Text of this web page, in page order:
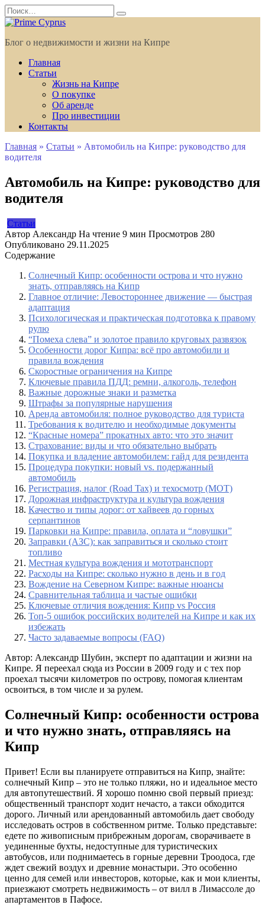
Перейти
к
содержанию
Search
for:
Блог о недвижимости и жизни на Кипре
Главная
Статьи
Жизнь на Кипре
О покупке
Об аренде
Про инвестиции
Контакты
Главная » Статьи » Автомобиль на Кипре: руководство для
водителя
Автомобиль на Кипре: руководство для
водителя
Статьи
Автор Александр На чтение 9 мин Просмотров 280
Опубликовано 29.11.2025
Содержание
Солнечный Кипр: особенности острова и что нужно
знать, отправляясь на Кипр
Главное отличие: Левостороннее движение — быстрая
адаптация
Психологическая и практическая подготовка к правому
рулю
“Помеха слева” и золотое правило круговых развязок
Особенности дорог Кипра: всё про автомобили и
правила вождения
Скоростные ограничения на Кипре
Ключевые правила ПДД: ремни, алкоголь, телефон
Важные дорожные знаки и разметка
Штрафы за популярные нарушения
Аренда автомобиля: полное руководство для туриста
Требования к водителю и необходимые документы
“Красные номера” прокатных авто: что это значит
Страхование: виды и что обязательно выбрать
Покупка и владение автомобилем: гайд для резидента
Процедура покупки: новый vs. подержанный
автомобиль
Регистрация, налог (Road Tax) и техосмотр (MOT)
Дорожная инфраструктура и культура вождения
Качество и типы дорог: от хайвеев до горных
серпантинов
Парковки на Кипре: правила, оплата и “ловушки”
Заправки (АЗС): как заправиться и сколько стоит
топливо
Местная культура вождения и мототранспорт
Расходы на Кипре: сколько нужно в день и в год
Вождение на Северном Кипре: важные нюансы
Сравнительная таблица и частые ошибки
Ключевые отличия вождения: Кипр vs Россия
Топ-5 ошибок российских водителей на Кипре и как их
избежать
Часто задаваемые вопросы (FAQ)
Автор: Александр Шубин, эксперт по адаптации и жизни на
Кипре. Я переехал сюда из России в 2009 году и с тех пор
проехал тысячи километров по острову, помогая клиентам
освоиться, в том числе и за рулем.
Солнечный Кипр: особенности острова
и что нужно знать, отправляясь на
Кипр
Привет! Если вы планируете отправиться на Кипр, знайте:
солнечный Кипр – это не только пляжи, но и идеальное место
для автопутешествий. Я хорошо помню свой первый приезд:
общественный транспорт ходит нечасто, а такси обходится
дорого. Личный или арендованный автомобиль дает свободу
исследовать остров в собственном ритме. Только представьте:
едете по живописным прибрежным дорогам, сворачиваете в
уединенные бухты, недоступные для туристических
автобусов, или поднимаетесь в горные деревни Троодоса, где
ждет свежий воздух и древние монастыри. Это особенно
ценно для семей или инвесторов, которые, как и мои клиенты,
приезжают смотреть недвижимость – от вилл в Лимассоле до
апартаментов в Пафосе.